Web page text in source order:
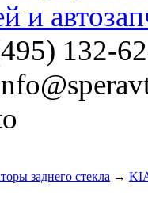
132-
заднего стекла →